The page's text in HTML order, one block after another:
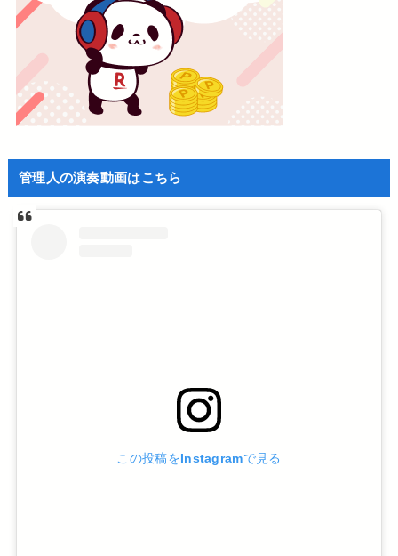
管理人の演奏動画はこちら
この投稿をInstagramで見る